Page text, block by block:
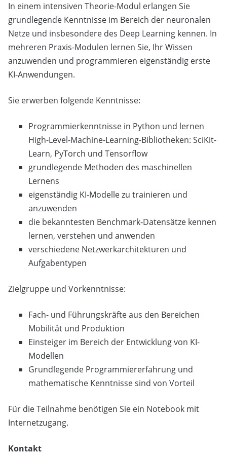
In einem intensiven Theorie-Modul erlangen Sie
grundlegende Kenntnisse im Bereich der neuronalen
Netze und insbesondere des Deep Learning kennen. In
mehreren Praxis-Modulen lernen Sie, Ihr Wissen
anzuwenden und programmieren eigenständig erste
KI-Anwendungen.
Sie erwerben folgende Kenntnisse:
Programmierkenntnisse in Python und lernen
High-Level-Machine-Learning-Bibliotheken: SciKit-
Learn, PyTorch und Tensorflow
grundlegende Methoden des maschinellen
Lernens
eigenständig KI-Modelle zu trainieren und
anzuwenden
die bekanntesten Benchmark-Datensätze kennen
lernen, verstehen und anwenden
verschiedene Netzwerkarchitekturen und
Aufgabentypen
Zielgruppe und Vorkenntnisse:
Fach- und Führungskräfte aus den Bereichen
Mobilität und Produktion
Einsteiger im Bereich der Entwicklung von KI-
Modellen
Grundlegende Programmiererfahrung und
mathematische Kenntnisse sind von Vorteil
Für die Teilnahme benötigen Sie ein Notebook mit
Internetzugang.
Kontakt